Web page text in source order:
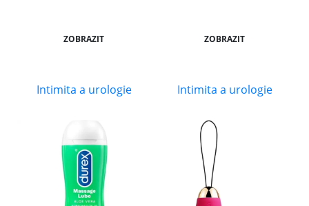
ZOBRAZIT ZOBRAZIT
Intimita a urologie Intimita a urologie